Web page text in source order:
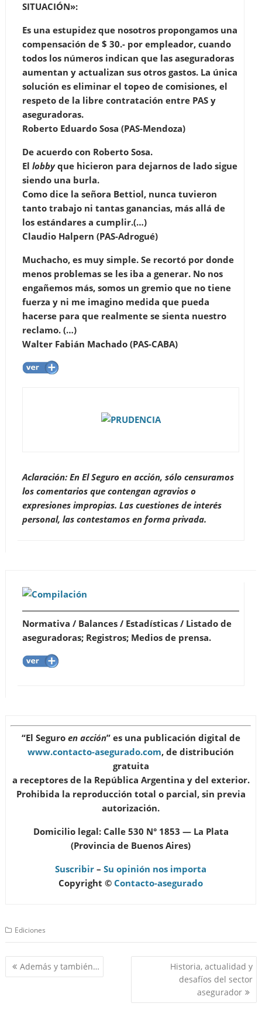
SITUACIÓN»:
Es una estupidez que nosotros propongamos una
compensación de $ 30.- por empleador, cuando
todos los números indican que las aseguradoras
aumentan y actualizan sus otros gastos. La única
solución es eliminar el topeo de comisiones, el
respeto de la libre contratación entre PAS y
aseguradoras.
Roberto Eduardo Sosa (PAS-Mendoza)
De acuerdo con Roberto Sosa.
Ellobbyque hicieron para dejarnos de lado sigue
siendo una burla.
Como dice la señora Bettiol, nunca tuvieron
tanto trabajo ni tantas ganancias, más allá de
los estándares a cumplir.(…)
Claudio Halpern (PAS-Adrogué)
Muchacho, es muy simple. Se recortó por donde
menos problemas se les iba a generar. No nos
engañemos más, somos un gremio que no tiene
fuerza y ni me imagino medida que pueda
hacerse para que realmente se sienta nuestro
reclamo. (…)
Walter Fabián Machado (PAS-CABA)
Aclaración: En El Seguro en acción, sólo censuramos
los comentarios que contengan agravios o
expresiones impropias. Las cuestiones de interés
personal, las contestamos en forma privada.
Normativa / Balances / Estadísticas / Listado de
aseguradoras; Registros; Medios de prensa.
“El Seguro en acción” es una publicación digital de
www.contacto-asegurado.com, de distribución
gratuita
a receptores de la República Argentina y del exterior.
Prohibida la reproducción total o parcial, sin previa
autorización.
Domicilio legal: Calle 530 N° 1853 — La Plata
(Provincia de Buenos Aires)
Suscribir –Su opinión nos importa
Copyright ©Contacto-asegurado
Ediciones
Navegación
de
Además y también…
Historia, actualidad y
desafíos del sector
asegurador